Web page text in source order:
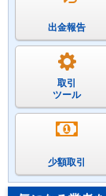
出金報告
取引
ツール
少額取引